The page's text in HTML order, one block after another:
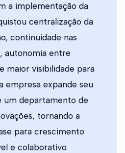
a implementação da
centralização da
continuidade nas
autonomia entre
maior visibilidade para
empresa expande seu
um departamento de
tornando a
para crescimento
e colaborativo.